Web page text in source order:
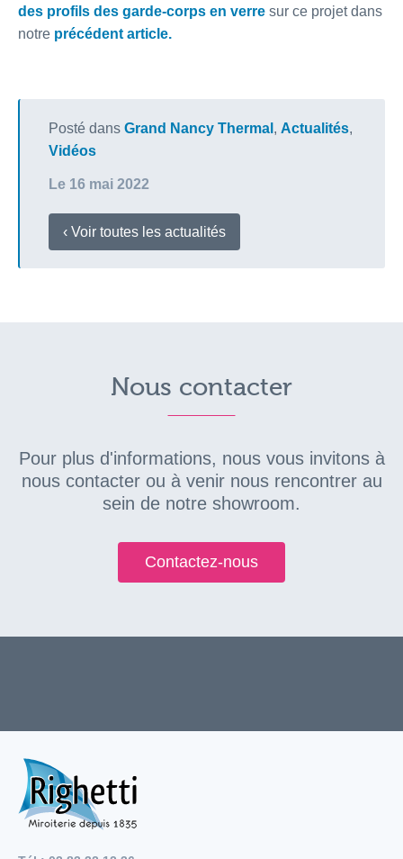
des profils des garde-corps en verre sur ce projet dans
notre précédent article.
Posté dans Grand Nancy Thermal , Actualités,
Vidéos
Le 16 mai 2022
‹ Voir toutes les actualités
Nous contacter
Pour plus d'informations, nous vous invitons à
nous contacter ou à venir nous rencontrer au
sein de notre showroom.
Contactez-nous